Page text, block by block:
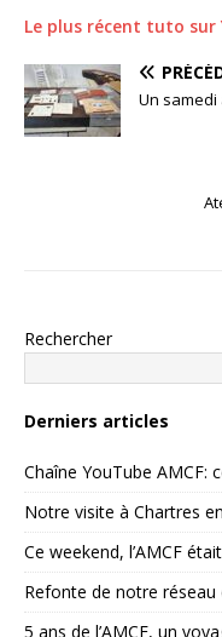
Le plus récent tuto sur
Un samedi
Rechercher
Derniers articles
Chaîne YouTube AMCF:
Notre visite à Chartres
Ce weekend, l’AMCF
Refonte de notre réseau
5 ans de l’AMCF, un